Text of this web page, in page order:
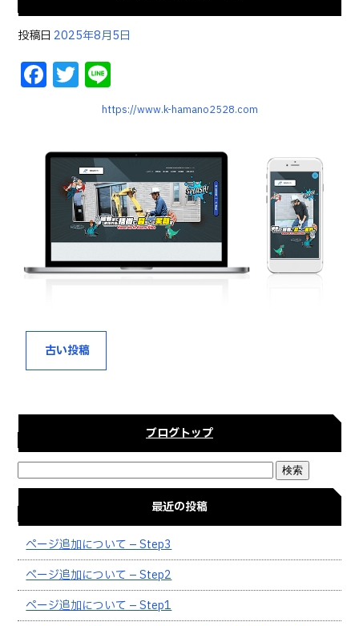
投稿日 2025年8月5日
F
a
e
b
o
k
T
w
te
r
n
e
https://www.k-hamano2528.com
古い投稿
ブログトップ
最近の投稿
ページ追加について – Step3
ページ追加について – Step2
ページ追加について – Step1